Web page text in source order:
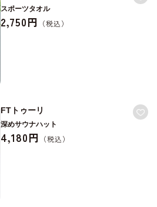
スポーツタオル
2,750円
FTトゥーリ
深めサウナハット
4,180円